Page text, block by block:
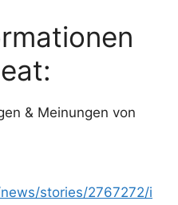
& Meinungen von
stories/2767272/i